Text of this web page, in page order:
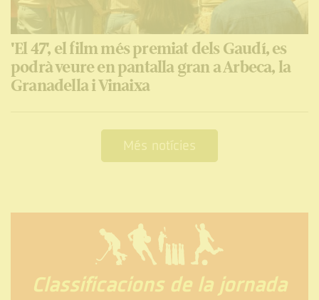
'El 47', el film més premiat dels Gaudí, es
podrà veure en pantalla gran a Arbeca, la
Granadella i Vinaixa
Més notícies
Classificacions de la jornada